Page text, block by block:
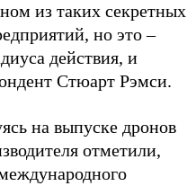
из таких секретных
но это –
действия, и
Стюарт Рэмси.
на выпуске дронов
отметили,